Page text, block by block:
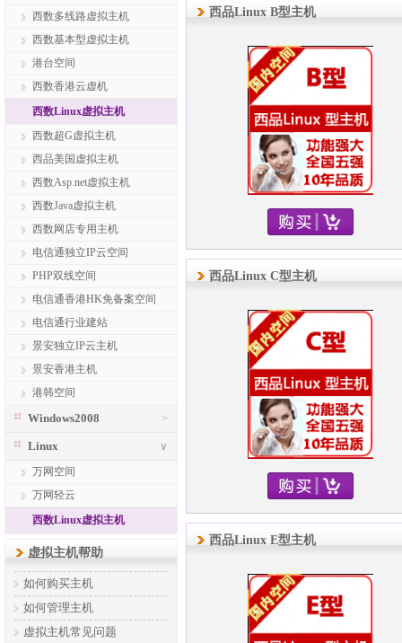
西数多线路虚拟主机
西数基本型虚拟主机
港台空间
西数香港云虚机
西数Linux虚拟主机
西数超G虚拟主机
西品美国虚拟主机
西数Asp.net虚拟主机
西数Java虚拟主机
西数网店专用主机
电信通独立IP云空间
PHP双线空间
电信通香港HK免备案空间
电信通行业建站
景安独立IP云主机
景安香港主机
港韩空间
>
Windows2008
∨
Linux
万网空间
万网轻云
西数Linux虚拟主机
虚拟主机帮助
如何购买主机
如何管理主机
虚拟主机常见问题
西品Linux B型主机
西品Linux C型主机
西品Linux E型主机